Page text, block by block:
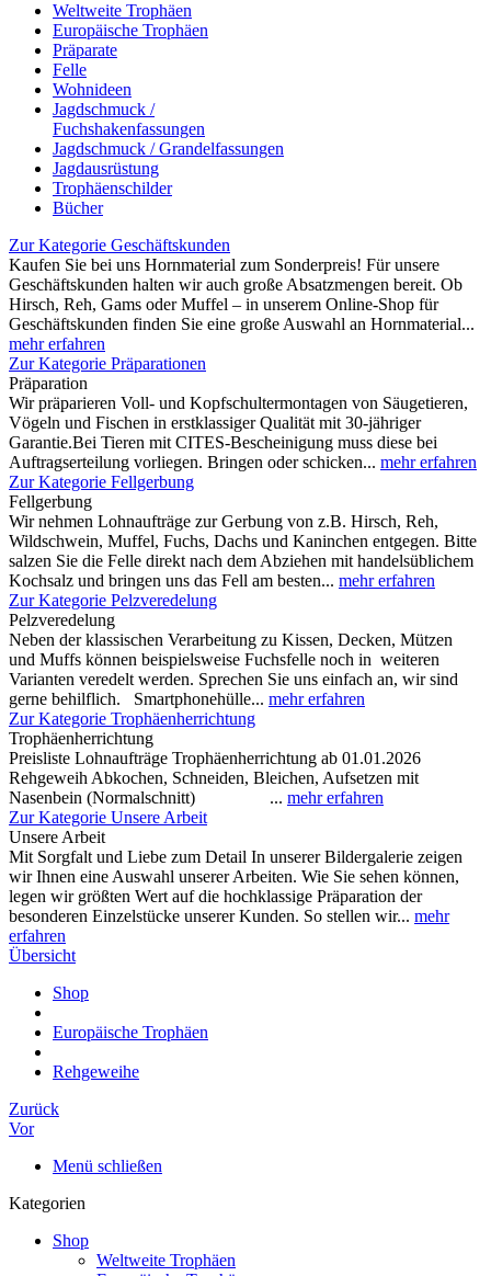
Weltweite Trophäen
Europäische Trophäen
Präparate
Felle
Wohnideen
Jagdschmuck /
Fuchshakenfassungen
Jagdschmuck / Grandelfassungen
Jagdausrüstung
Trophäenschilder
Bücher
Zur Kategorie Geschäftskunden
Kaufen Sie bei uns Hornmaterial zum Sonderpreis! Für unsere
Geschäftskunden halten wir auch große Absatzmengen bereit. Ob
Hirsch, Reh, Gams oder Muffel – in unserem Online-Shop für
Geschäftskunden finden Sie eine große Auswahl an Hornmaterial...
mehr erfahren
Zur Kategorie Präparationen
Präparation
Wir präparieren Voll- und Kopfschultermontagen von Säugetieren,
Vögeln und Fischen in erstklassiger Qualität mit 30-jähriger
Garantie.Bei Tieren mit CITES-Bescheinigung muss diese bei
Auftragserteilung vorliegen. Bringen oder schicken... mehr erfahren
Zur Kategorie Fellgerbung
Fellgerbung
Wir nehmen Lohnaufträge zur Gerbung von z.B. Hirsch, Reh,
Wildschwein, Muffel, Fuchs, Dachs und Kaninchen entgegen. Bitte
salzen Sie die Felle direkt nach dem Abziehen mit handelsüblichem
Kochsalz und bringen uns das Fell am besten... mehr erfahren
Zur Kategorie Pelzveredelung
Pelzveredelung
Neben der klassischen Verarbeitung zu Kissen, Decken, Mützen
und Muffs können beispielsweise Fuchsfelle noch in weiteren
Varianten veredelt werden. Sprechen Sie uns einfach an, wir sind
gerne behilflich. Smartphonehülle... mehr erfahren
Zur Kategorie Trophäenherrichtung
Trophäenherrichtung
Preisliste Lohnaufträge Trophäenherrichtung ab 01.01.2026
Rehgeweih Abkochen, Schneiden, Bleichen, Aufsetzen mit
Nasenbein (Normalschnitt) ... mehr erfahren
Zur Kategorie Unsere Arbeit
Unsere Arbeit
Mit Sorgfalt und Liebe zum Detail In unserer Bildergalerie zeigen
wir Ihnen eine Auswahl unserer Arbeiten. Wie Sie sehen können,
legen wir größten Wert auf die hochklassige Präparation der
besonderen Einzelstücke unserer Kunden. So stellen wir... mehr
erfahren
Übersicht
Shop
Europäische Trophäen
Rehgeweihe
Zurück
Vor
Menü schließen
Kategorien
Shop
Weltweite Trophäen